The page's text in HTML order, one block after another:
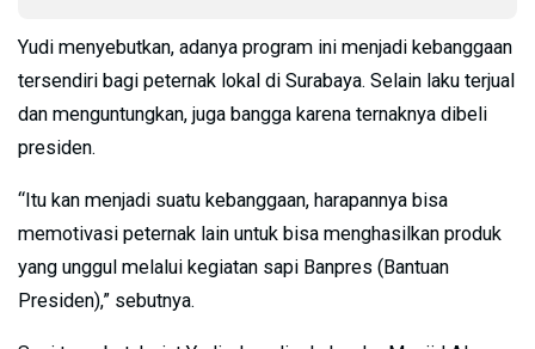
Yudi menyebutkan, adanya program ini menjadi kebanggaan
tersendiri bagi peternak lokal di Surabaya. Selain laku terjual
dan menguntungkan, juga bangga karena ternaknya dibeli
presiden.
“Itu kan menjadi suatu kebanggaan, harapannya bisa
memotivasi peternak lain untuk bisa menghasilkan produk
yang unggul melalui kegiatan sapi Banpres (Bantuan
Presiden),” sebutnya.